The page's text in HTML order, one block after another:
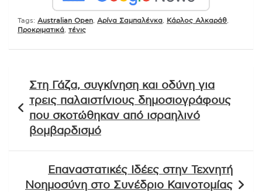
Tags: Australian Open Αρίνα Σαμπαλένκα Κάρλος Αλκαράθ
Προκριματικά τένις
άρθρων
Στη Γάζα, συγκίνηση και οδύνη για
τρεις παλαιστίνιους δημοσιογράφους
που σκοτώθηκαν από ισραηλινό
βομβαρδισμό
Επαναστατικές Ιδέες στην Τεχνητή
Νοημοσύνη στο Συνέδριο Καινοτομίας